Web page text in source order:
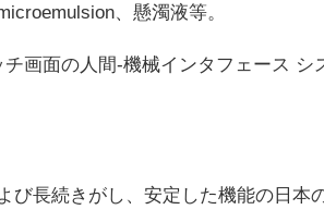
、懸濁液等。
画面の人間-機械インタフェース シ
長続きがし、安定した機能の日本